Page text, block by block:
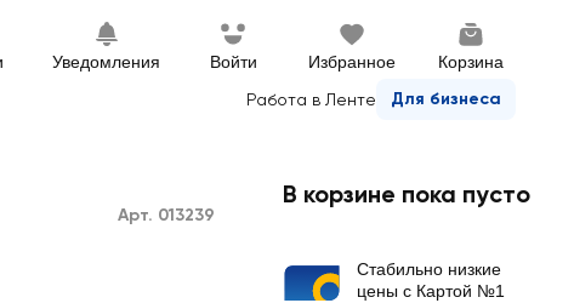
Уведомления Войти Избранное Корзина
Работа в Ленте Для бизнеса
Арт. 013239
В корзине пока пусто
Стабильно низкие
цены с Картой №1